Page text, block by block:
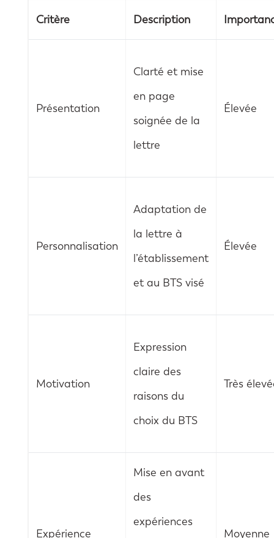
Critère Description
Présentation
Clarté et mise
en page
soignée de la
lettre
Élevée
Personnalisation
Adaptation de
la lettre à
l’établissement
et au BTS visé
Élevée
Motivation
Expression
claire des
raisons du
choix du BTS
Très
Expérience
Mise en avant
des
expériences
Moyenne